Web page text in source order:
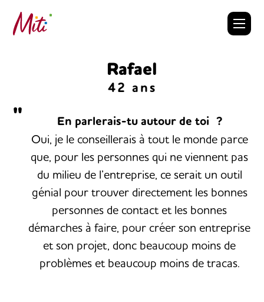
content
Rafael
42 ans
En parlerais-tu autour de toi ?
Oui, je le conseillerais à tout le monde parce
que, pour les personnes qui ne viennent pas
du milieu de l’entreprise, ce serait un outil
génial pour trouver directement les bonnes
personnes de contact et les bonnes
démarches à faire, pour créer son entreprise
et son projet, donc beaucoup moins de
problèmes et beaucoup moins de tracas.